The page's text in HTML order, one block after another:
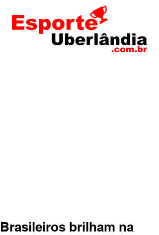
Brasileiros brilham na